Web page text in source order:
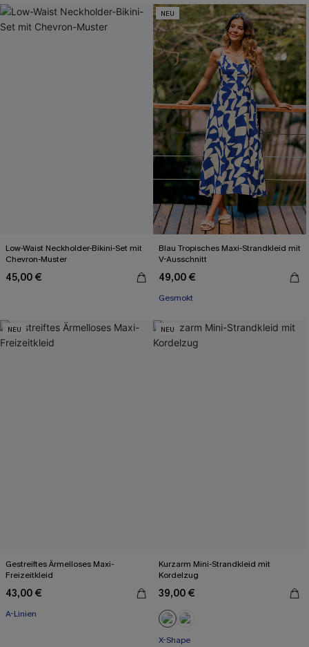
Low-Waist Neckholder-Bikini-Set mit
Chevron-Muster
45,00 €
NEU
Blau Tropisches Maxi-Strandkleid mit
V-Ausschnitt
49,00 €
Gesmokt
NEU
Gestreiftes Ärmelloses Maxi-
Freizeitkleid
43,00 €
A-Linien
NEU
Kurzarm Mini-Strandkleid mit
Kordelzug
39,00 €
X-Shape